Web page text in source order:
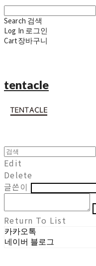
Search 검색
Log In 로그인
Cart장바구니
tentacle
Edit
Delete
글쓴이
Return To List
카카오톡
네이버 블로그